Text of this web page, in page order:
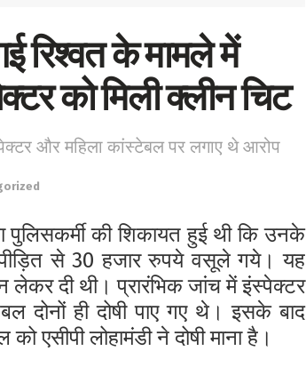
रिश्वत के मामले में
को मिली क्लीन चिट
और महिला कांस्टेबल पर लगाए थे आरोप
की शिकायत हुई थी कि उनके
से 30 हजार रुपये वसूले गये। यह
लेकर दी थी। प्रारंभिक जांच में इंस्पेक्टर
दोनों ही दोषी पाए गए थे। इसके बाद
एसीपी लोहामंडी ने दोषी माना है।